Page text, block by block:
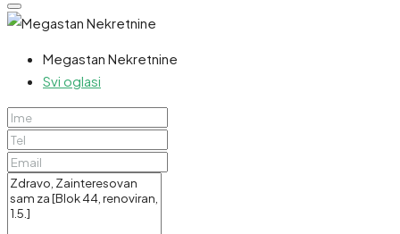
Megastan Nekretnine
Svi oglasi